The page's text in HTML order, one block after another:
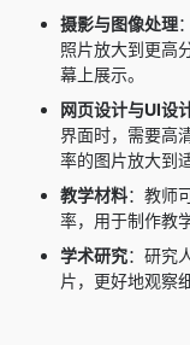
摄影与图像处理
照片放大到更高
幕上展示。
网页设计与UI设
界面时，需要高
率的图片放大到
教学材料：教师
率，用于制作教
学术研究：研究
片，更好地观察